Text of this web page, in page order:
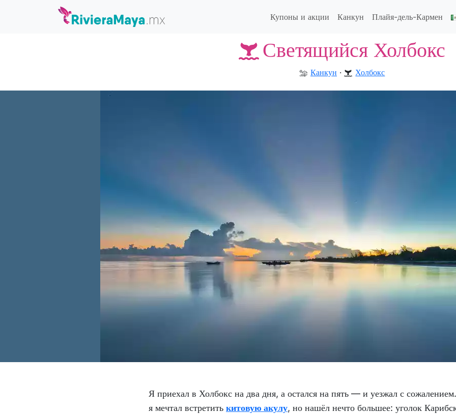
Купоны и акции Канкун Плайя-дель-Кармен
Светящийся Холбокс
Канкун · Холбокс
Я приехал в Холбокс на два дня, а остался на пять — и уезжал с
я мечтал встретить китовую акулу, но нашёл нечто большее: уголок